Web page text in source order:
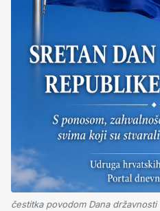
čestitka povodom Dana državnosti